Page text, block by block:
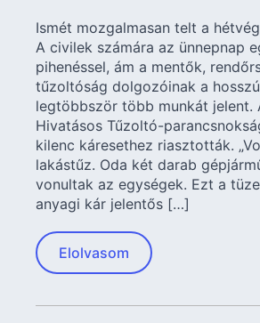
Ismét mozgalmasan telt a
A civilek számára az ünnepnap
pihenéssel, ám a mentők,
tűzoltóság dolgozóinak a
legtöbbször több munkát jelent.
Hivatásos Tűzoltó-
kilenc káresethez riasztották.
lakástűz. Oda két darab
vonultak az egységek. Ezt a
anyagi kár jelentős […]
Elolvasom